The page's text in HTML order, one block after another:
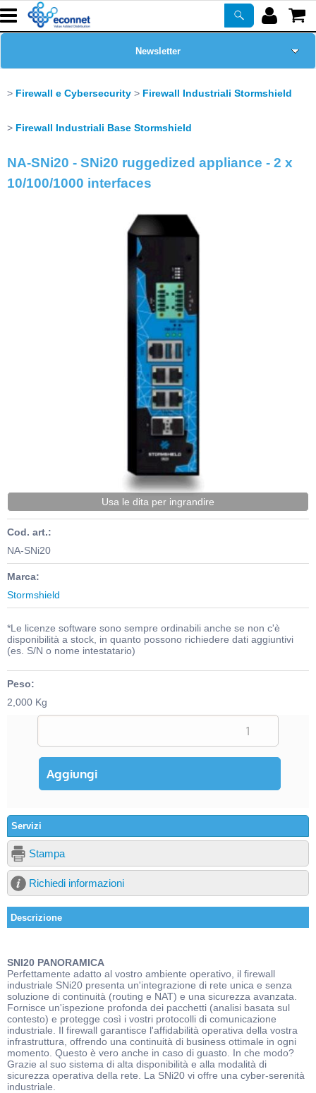
Chi siamo
Prodotti
ASSISTENZA
Certificazioni
Newsletter
PROMO ATTIVE
Firewall e Cybersecurity Firewall Industriali Stormshield
Firewall Industriali Base Stormshield
NA-SNi20 - SNi20 ruggedized appliance - 2 x
10/100/1000 interfaces
Usa le dita per ingrandire
Cod. art.:
NA-SNi20
Marca:
Stormshield
*Le licenze software sono sempre ordinabili anche se non c'è
disponibilità a stock, in quanto possono richiedere dati aggiuntivi
(es. S/N o nome intestatario)
Peso:
2,000 Kg
Servizi
Stampa
Richiedi informazioni
Descrizione
SNI20 PANORAMICA
Perfettamente adatto al vostro ambiente operativo, il firewall
industriale SNi20 presenta un'integrazione di rete unica e senza
soluzione di continuità (routing e NAT) e una sicurezza avanzata.
Fornisce un'ispezione profonda dei pacchetti (analisi basata sul
contesto) e protegge così i vostri protocolli di comunicazione
industriale. Il firewall garantisce l'affidabilità operativa della vostra
infrastruttura, offrendo una continuità di business ottimale in ogni
momento. Questo è vero anche in caso di guasto. In che modo?
Grazie al suo sistema di alta disponibilità e alla modalità di
sicurezza operativa della rete. La SNi20 vi offre una cyber-serenità
industriale.